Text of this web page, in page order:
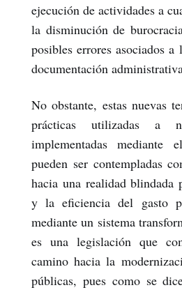
ejecución de actividades a
la disminución de
posibles errores asociados
documentación
No obstante, estas nuevas
prácticas utilizadas a
implementadas mediante
pueden ser contempladas
hacia una realidad blindada
y la eficiencia del gasto
mediante un sistema
es una legislación que
camino hacia la
públicas, pues como se